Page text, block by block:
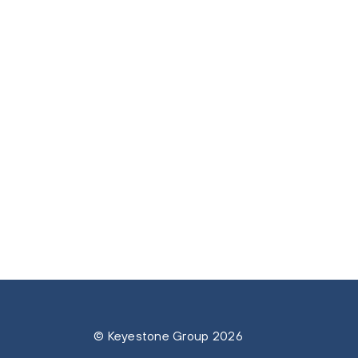
© Keyestone Group 2026